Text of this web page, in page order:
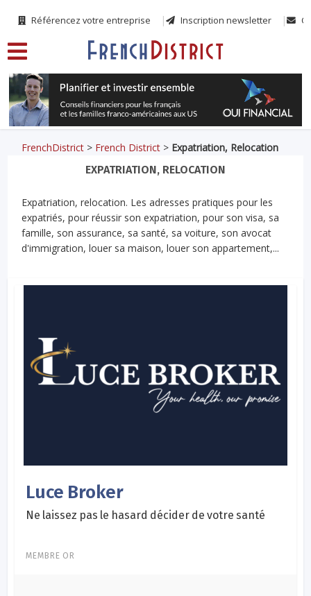
Référencez votre entreprise Inscription newsletter
FrenchDistrict > French District > Expatriation, Relocation
EXPATRIATION, RELOCATION
Expatriation, relocation. Les adresses pratiques pour les
expatriés, pour réussir son expatriation, pour son visa, sa
famille, son assurance, sa santé, sa voiture, son avocat
d'immigration, louer sa maison, louer son appartement,...
Luce Broker
Ne laissez pas le hasard décider de votre santé
MEMBRE OR